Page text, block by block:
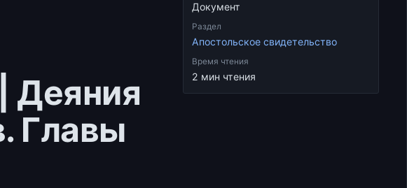
Деяния
Главы
Документ
Раздел
Апостольское свидетельство
Время чтения
2 мин чтения